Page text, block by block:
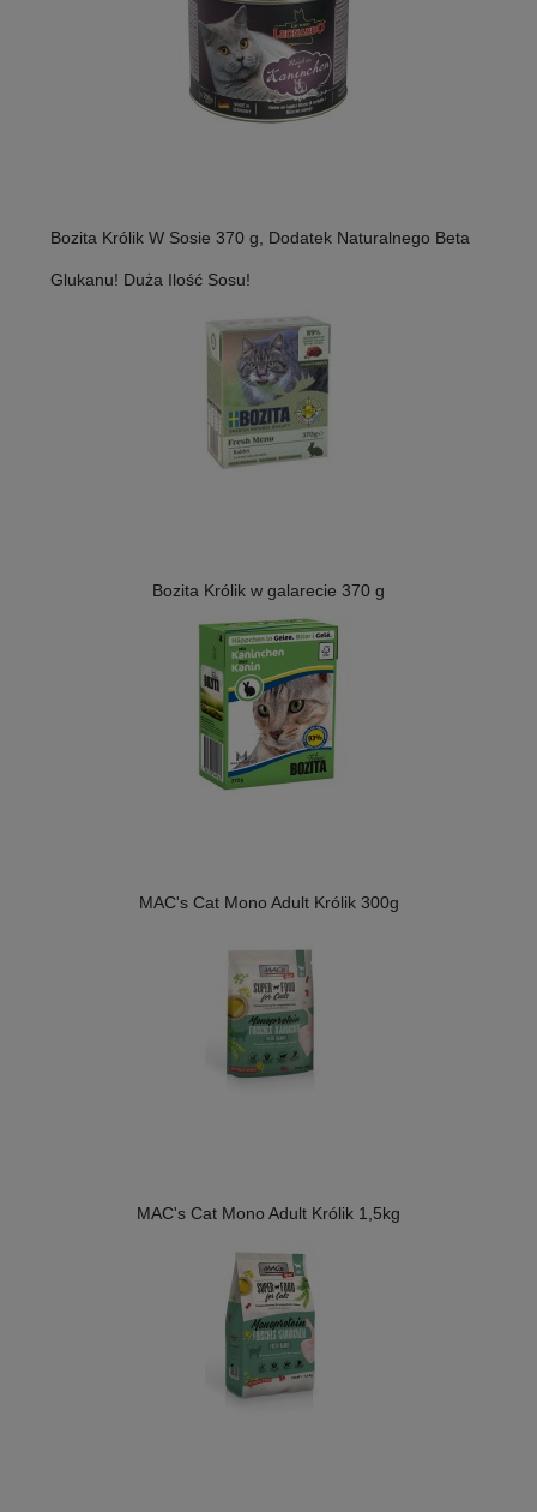
Bozita Królik W Sosie 370 g, Dodatek Naturalnego Beta
Glukanu! Duża Ilość Sosu!
Bozita Królik w galarecie 370 g
MAC's Cat Mono Adult Królik 300g
MAC's Cat Mono Adult Królik 1,5kg